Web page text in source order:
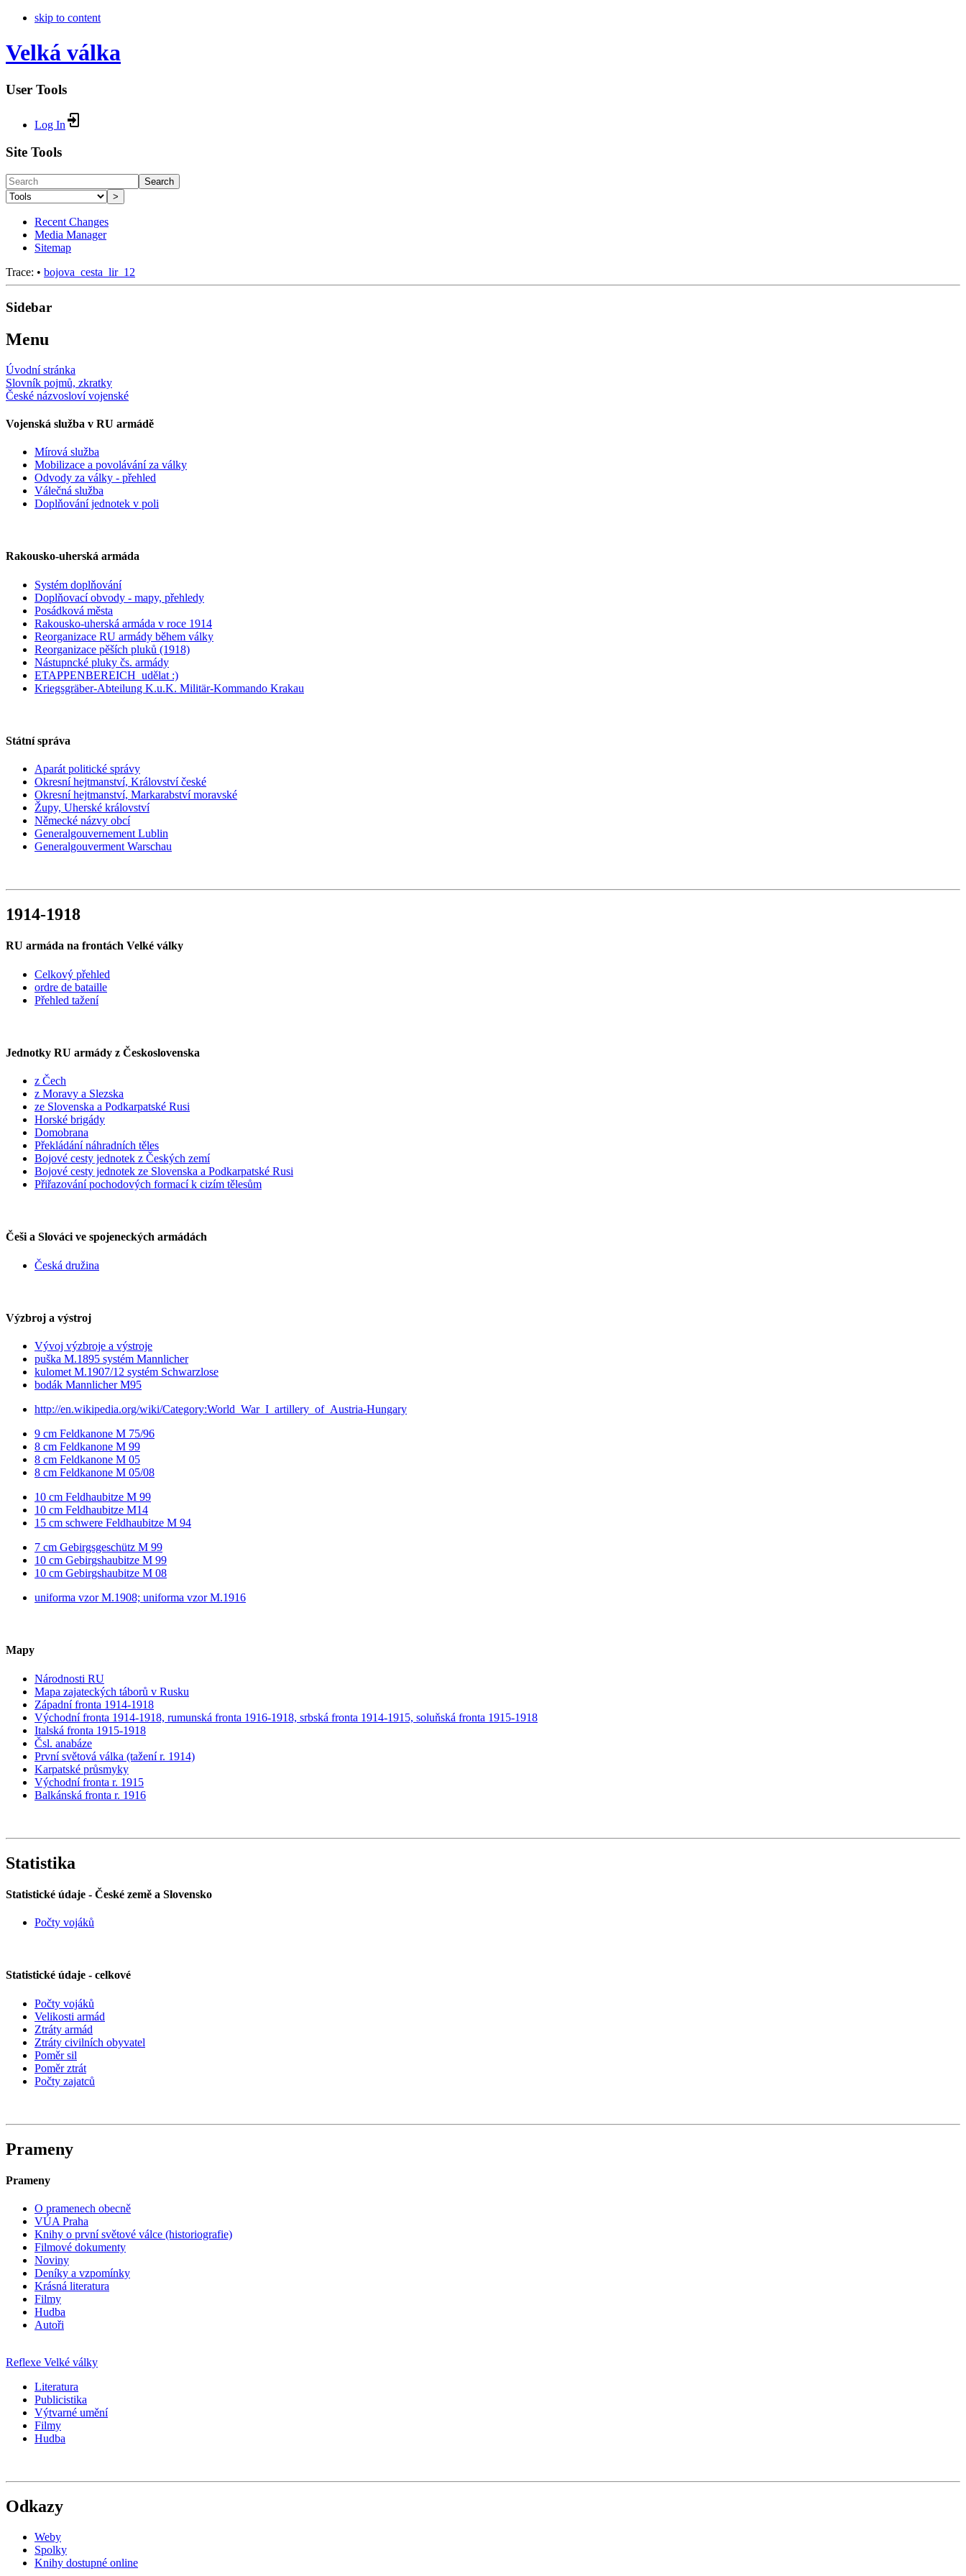
skip to content
Velká válka
User Tools
Log In
Site Tools
Search
>
Recent Changes
Media Manager
Sitemap
Trace: • bojova_cesta_lir_12
Sidebar
Menu
Úvodní stránka
Slovník pojmů, zkratky
České názvosloví vojenské
Vojenská služba v RU armádě
Mírová služba
Mobilizace a povolávání za války
Odvody za války - přehled
Válečná služba
Doplňování jednotek v poli
Rakousko-uherská armáda
Systém doplňování
Doplňovací obvody - mapy, přehledy
Posádková města
Rakousko-uherská armáda v roce 1914
Reorganizace RU armády během války
Reorganizace pěších pluků (1918)
Nástupncké pluky čs. armády
ETAPPENBEREICH_udělat :)
Kriegsgräber-Abteilung K.u.K. Militär-Kommando Krakau
Státní správa
Aparát politické správy
Okresní hejtmanství, Království české
Okresní hejtmanství, Markarabství moravské
Župy, Uherské království
Německé názvy obcí
Generalgouvernement Lublin
Generalgouverment Warschau
1914-1918
RU armáda na frontách Velké války
Celkový přehled
ordre de bataille
Přehled tažení
Jednotky RU armády z Československa
z Čech
z Moravy a Slezska
ze Slovenska a Podkarpatské Rusi
Horské brigády
Domobrana
Překládání náhradních těles
Bojové cesty jednotek z Českých zemí
Bojové cesty jednotek ze Slovenska a Podkarpatské Rusi
Přiřazování pochodových formací k cizím tělesům
Češi a Slováci ve spojeneckých armádách
Česká družina
Výzbroj a výstroj
Vývoj výzbroje a výstroje
puška M.1895 systém Mannlicher
kulomet M.1907/12 systém Schwarzlose
bodák Mannlicher M95
http://en.wikipedia.org/wiki/Category:World_War_I_artillery_of_Austria-Hungary
9 cm Feldkanone M 75/96
8 cm Feldkanone M 99
8 cm Feldkanone M 05
8 cm Feldkanone M 05/08
10 cm Feldhaubitze M 99
10 cm Feldhaubitze M14
15 cm schwere Feldhaubitze M 94
7 cm Gebirgsgeschütz M 99
10 cm Gebirgshaubitze M 99
10 cm Gebirgshaubitze M 08
uniforma vzor M.1908; uniforma vzor M.1916
Mapy
Národnosti RU
Mapa zajateckých táborů v Rusku
Západní fronta 1914-1918
Východní fronta 1914-1918, rumunská fronta 1916-1918, srbská fronta 1914-1915, soluňská fronta 1915-1918
Italská fronta 1915-1918
Čsl. anabáze
První světová válka (tažení r. 1914)
Karpatské průsmyky
Východní fronta r. 1915
Balkánská fronta r. 1916
Statistika
Statistické údaje - České země a Slovensko
Počty vojáků
Statistické údaje - celkové
Počty vojáků
Velikosti armád
Ztráty armád
Ztráty civilních obyvatel
Poměr sil
Poměr ztrát
Počty zajatců
Prameny
Prameny
O pramenech obecně
VÚA Praha
Knihy o první světové válce (historiografie)
Filmové dokumenty
Noviny
Deníky a vzpomínky
Krásná literatura
Filmy
Hudba
Autoři
Reflexe Velké války
Literatura
Publicistika
Výtvarné umění
Filmy
Hudba
Odkazy
Weby
Spolky
Knihy dostupné online